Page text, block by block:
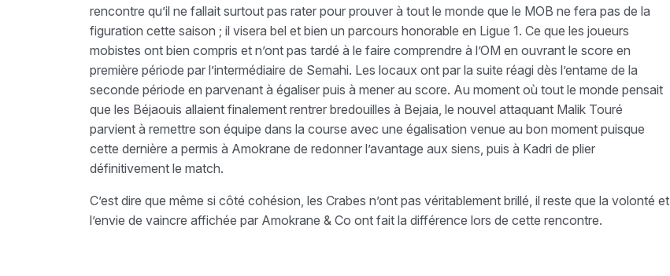
rencontre qu’il ne fallait surtout pas rater pour prouver à tout le monde que le MOB ne fera pas de la
figuration cette saison ; il visera bel et bien un parcours honorable en Ligue 1. Ce que les joueurs
mobistes ont bien compris et n’ont pas tardé à le faire comprendre à l’OM en ouvrant le score en
première période par l’intermédiaire de Semahi. Les locaux ont par la suite réagi dès l’entame de la
seconde période en parvenant à égaliser puis à mener au score. Au moment où tout le monde pensait
que les Béjaouis allaient finalement rentrer bredouilles à Bejaia, le nouvel attaquant Malik Touré
parvient à remettre son équipe dans la course avec une égalisation venue au bon moment puisque
cette dernière a permis à Amokrane de redonner l’avantage aux siens, puis à Kadri de plier
définitivement le match.
C’est dire que même si côté cohésion, les Crabes n’ont pas véritablement brillé, il reste que la volonté et
l’envie de vaincre affichée par Amokrane & Co ont fait la différence lors de cette rencontre.